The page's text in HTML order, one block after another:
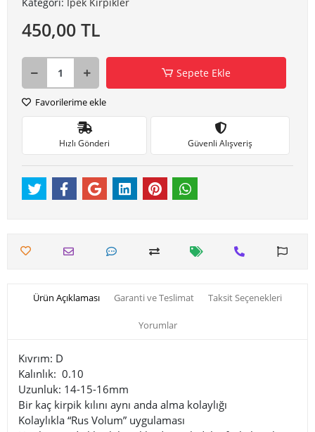
450,00 TL
Sepete Ekle
Favorilerime ekle
Hızlı Gönderi Güvenli Alışveriş
Ürün Açıklaması Garanti ve Teslimat Taksit Seçenekleri
Yorumlar
Kıvrım: D
Kalınlık: 0.10
Uzunluk: 14-15-16mm
Bir kaç kirpik kılını aynı anda alma kolaylığı
Kolaylıkla “Rus Volum” uygulaması